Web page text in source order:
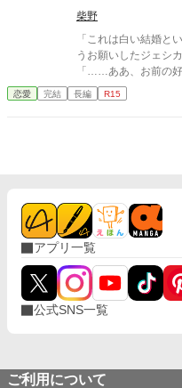
したオリジナル小説です。 ※イメージが伝わればと思
像をAI生成してみまし
柴野
「これは白い結婚
うお願いしたジェシ
「……ああ、お前の好きにしろ」 婚約者
れを切り出され嫁ぎ
は、幼馴染でありな
シカは白い結婚を望
のはず、だったのだが……？ 離縁を望みながら
ていく公爵令嬢と、
皇太子によるじれじれラブストー
になろうにも重複投
恋愛 完結 長編 R15
アプリ一覧
公式SNS一覧
ご利用について